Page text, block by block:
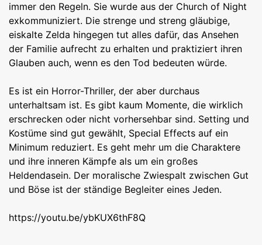
immer den Regeln. Sie wurde aus der Church of Night
exkommuniziert. Die strenge und streng gläubige,
eiskalte Zelda hingegen tut alles dafür, das Ansehen
der Familie aufrecht zu erhalten und praktiziert ihren
Glauben auch, wenn es den Tod bedeuten würde.
Es ist ein Horror-Thriller, der aber durchaus
unterhaltsam ist. Es gibt kaum Momente, die wirklich
erschrecken oder nicht vorhersehbar sind. Setting und
Kostüme sind gut gewählt, Special Effects auf ein
Minimum reduziert. Es geht mehr um die Charaktere
und ihre inneren Kämpfe als um ein großes
Heldendasein. Der moralische Zwiespalt zwischen Gut
und Böse ist der ständige Begleiter eines Jeden.
https://youtu.be/ybKUX6thF8Q